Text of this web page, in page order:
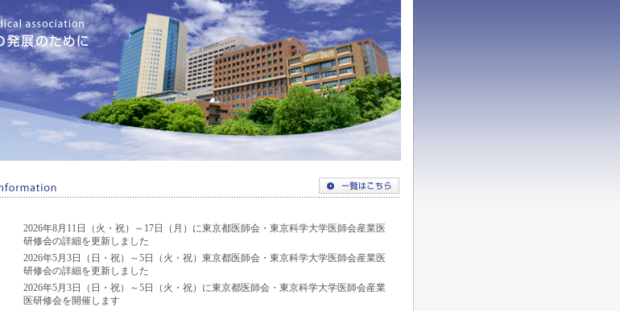
2026年8月11日（火・祝）～17日（月）に東京都医師会・東京科学大学医師会産業医
研修会の詳細を更新しました
2026年5月3日（日・祝）～5日（火・祝）東京都医師会・東京科学大学医師会産業医
研修会の詳細を更新しました
2026年5月3日（日・祝）～5日（火・祝）に東京都医師会・東京科学大学医師会産業
医研修会を開催します